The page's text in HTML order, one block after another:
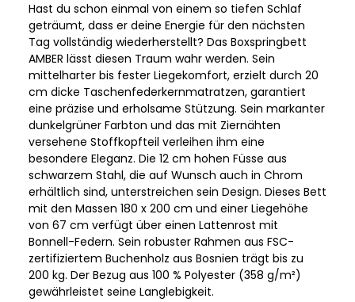
Hast du schon einmal von einem so tiefen Schlaf
geträumt, dass er deine Energie für den nächsten
Tag vollständig wiederherstellt? Das Boxspringbett
AMBER lässt diesen Traum wahr werden. Sein
mittelharter bis fester Liegekomfort, erzielt durch 20
cm dicke Taschenfederkernmatratzen, garantiert
eine präzise und erholsame Stützung. Sein markanter
dunkelgrüner Farbton und das mit Ziernähten
versehene Stoffkopfteil verleihen ihm eine
besondere Eleganz. Die 12 cm hohen Füsse aus
schwarzem Stahl, die auf Wunsch auch in Chrom
erhältlich sind, unterstreichen sein Design. Dieses Bett
mit den Massen 180 x 200 cm und einer Liegehöhe
von 67 cm verfügt über einen Lattenrost mit
Bonnell-Federn. Sein robuster Rahmen aus FSC-
zertifiziertem Buchenholz aus Bosnien trägt bis zu
200 kg. Der Bezug aus 100 % Polyester (358 g/m²)
gewährleistet seine Langlebigkeit.